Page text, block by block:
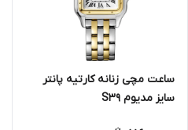
ساعت مچی زنانه کارتیه پانتر
سایز مدیوم S3۹